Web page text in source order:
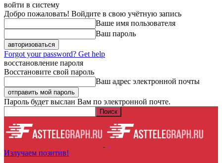
войти в систему
Добро пожаловать! Войдите в свою учётную запись
Ваше имя пользователя
Ваш пароль
Forgot your password? Get help
восстановление пароля
Восстановите свой пароль
Ваш адрес электронной почты
Пароль будет выслан Вам по электронной почте.
Излучаем позитив!